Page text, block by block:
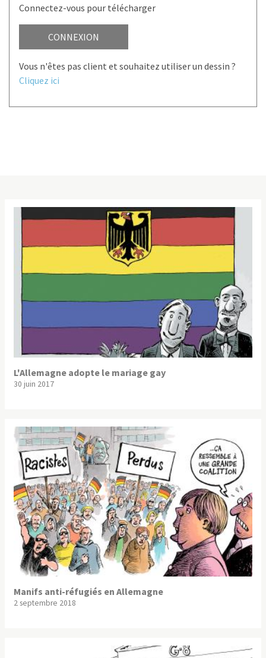
Connectez-vous pour télécharger
CONNEXION
Vous n'êtes pas client et souhaitez utiliser un dessin ?
Cliquez ici
L'Allemagne adopte le mariage gay
30 juin 2017
Manifs anti-réfugiés en Allemagne
2 septembre 2018